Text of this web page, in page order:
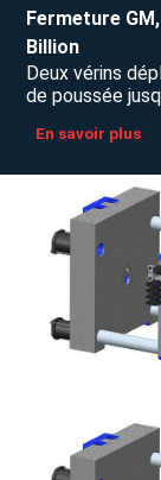
Fermeture
Billion
Deux vérins
de poussée
En savoir plus